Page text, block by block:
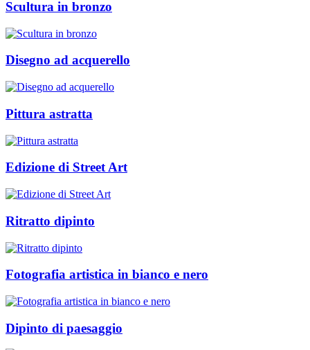
Scultura in bronzo
Disegno ad acquerello
Pittura astratta
Edizione di Street Art
Ritratto dipinto
Fotografia artistica in bianco e nero
Dipinto di paesaggio